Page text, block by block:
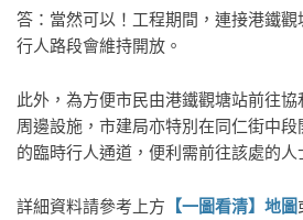
答：當然可以！工程期間，連接港鐵觀
行人路段會維持開放。
此外，為方便市民由港鐵觀塘站前往
周邊設施，市建局亦特別在同仁街中
的臨時行人通道，便利需前往該處的人
詳細資料請參考上方 【一圖看清】地圖